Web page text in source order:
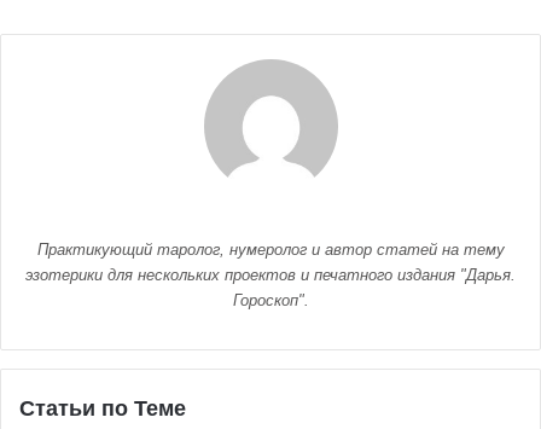
Практикующий таролог, нумеролог и автор статей на тему
эзотерики для нескольких проектов и печатного издания "Дарья.
Гороскоп".
Статьи по Теме